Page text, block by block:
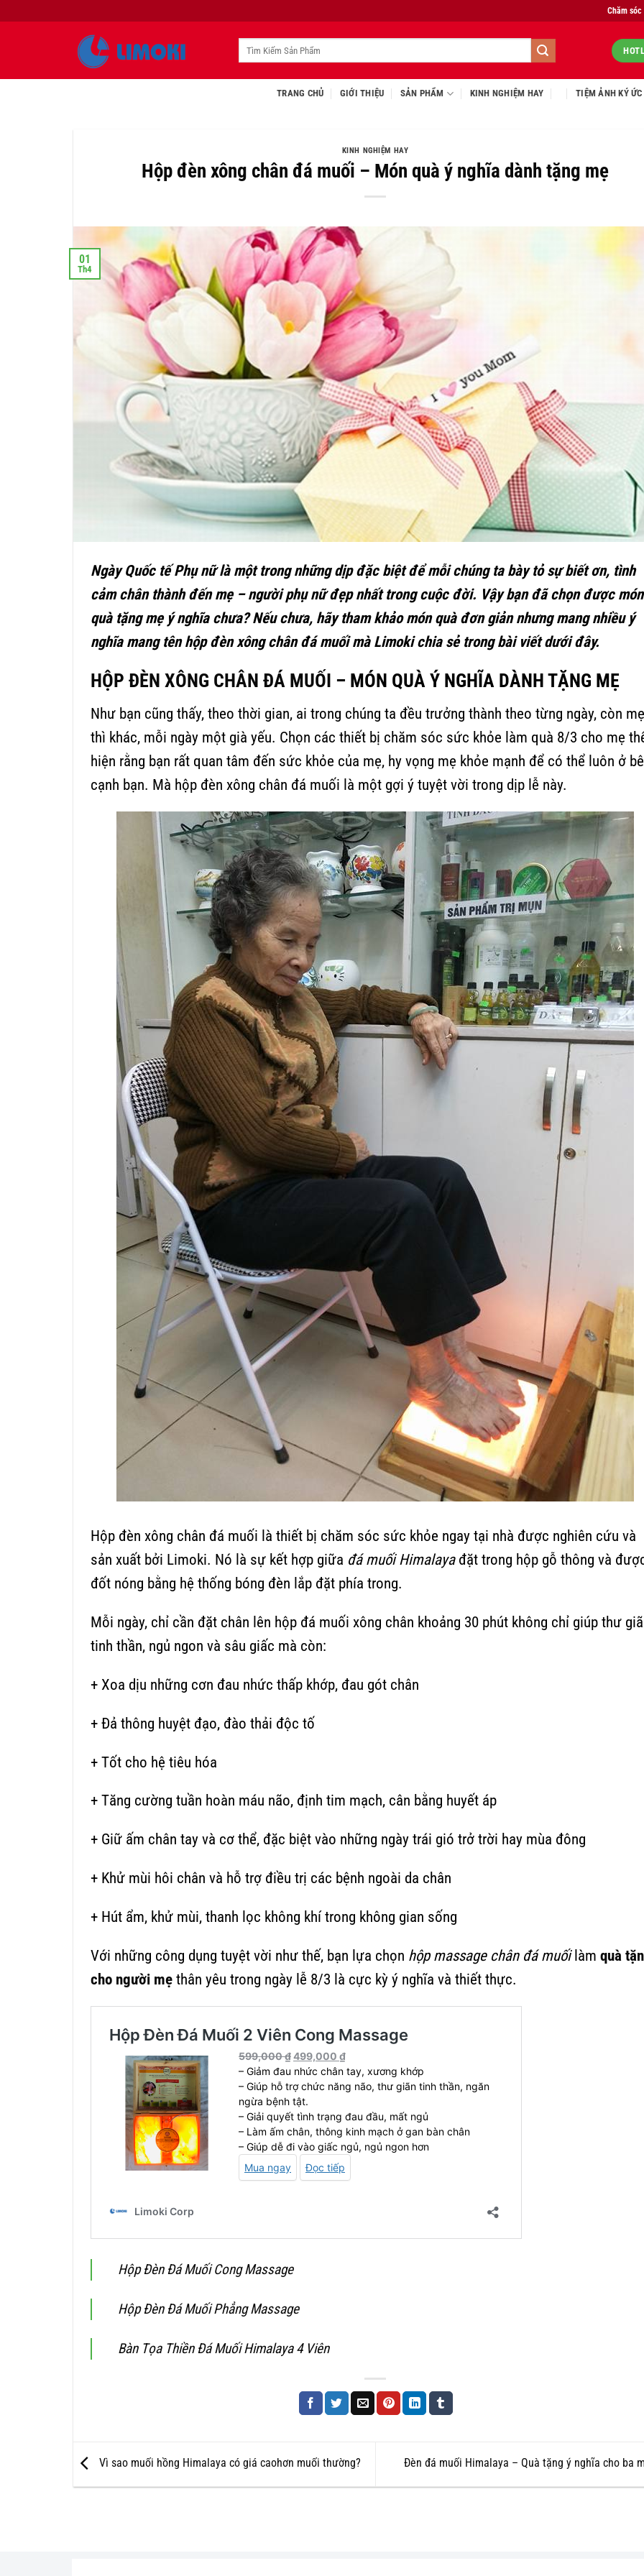
qua
Chăm
TRANG CHỦ GIỚI THIỆU SẢN PHẨM KINH NGHIỆM HAY TIỆM ẢNH KÝ ỨC
KINH NGHIỆM HAY
Hộp đèn xông chân đá muối – Món quà ý nghĩa dành tặng mẹ
01
Th4
Ngày Quốc tế Phụ nữ là một trong những dịp đặc biệt để mỗi chúng ta bày tỏ sự biết ơn, tình
cảm chân thành đến mẹ – người phụ nữ đẹp nhất trong cuộc đời. Vậy bạn đã chọn được món
quà tặng mẹ ý nghĩa chưa? Nếu chưa, hãy tham khảo món quà đơn giản nhưng mang nhiều ý
nghĩa mang tên hộp đèn xông chân đá muối mà Limoki chia sẻ trong bài viết dưới đây.
HỘP ĐÈN XÔNG CHÂN ĐÁ MUỐI – MÓN QUÀ Ý NGHĨA DÀNH TẶNG MẸ
Như bạn cũng thấy, theo thời gian, ai trong chúng ta đều trưởng thành theo từng ngày, còn mẹ
thì khác, mỗi ngày một già yếu. Chọn các thiết bị chăm sóc sức khỏe làm quà 8/3 cho mẹ
hiện rằng bạn rất quan tâm đến sức khỏe của mẹ, hy vọng mẹ khỏe mạnh để có thể luôn ở
cạnh bạn. Mà hộp đèn xông chân đá muối là một gợi ý tuyệt vời trong dịp lễ này.
Hộp đèn xông chân đá muối là thiết bị chăm sóc sức khỏe ngay tại nhà được nghiên cứu và
sản xuất bởi Limoki. Nó là sự kết hợp giữa đá muối Himalayađặt trong hộp gỗ thông và
đốt nóng bằng hệ thống bóng đèn lắp đặt phía trong.
Mỗi ngày, chỉ cần đặt chân lên hộp đá muối xông chân khoảng 30 phút không chỉ giúp thư
tinh thần, ngủ ngon và sâu giấc mà còn:
+ Xoa dịu những cơn đau nhức thấp khớp, đau gót chân
+ Đả thông huyệt đạo, đào thải độc tố
+ Tốt cho hệ tiêu hóa
+ Tăng cường tuần hoàn máu não, định tim mạch, cân bằng huyết áp
+ Giữ ấm chân tay và cơ thể, đặc biệt vào những ngày trái gió trở trời hay mùa đông
+ Khử mùi hôi chân và hỗ trợ điều trị các bệnh ngoài da chân
+ Hút ẩm, khử mùi, thanh lọc không khí trong không gian sống
Với những công dụng tuyệt vời như thế, bạn lựa chọn hộp massage chân đá muốilàm quà
cho người mẹ thân yêu trong ngày lễ 8/3 là cực kỳ ý nghĩa và thiết thực.
Hộp Đèn Đá Muối Cong Massage
Hộp Đèn Đá Muối Phẳng Massage
Bàn Tọa Thiền Đá Muối Himalaya 4 Viên
Vì sao muối hồng Himalaya có giá caohơn muối thường? Đèn đá muối Himalaya – Quà tặng ý nghĩa cho ba